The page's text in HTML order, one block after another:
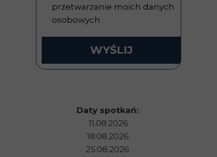
przetwarzanie moich danych
osobowych
WYŚLIJ
Daty spotkań:
11.08.2026
18.08.2026
25.08.2026